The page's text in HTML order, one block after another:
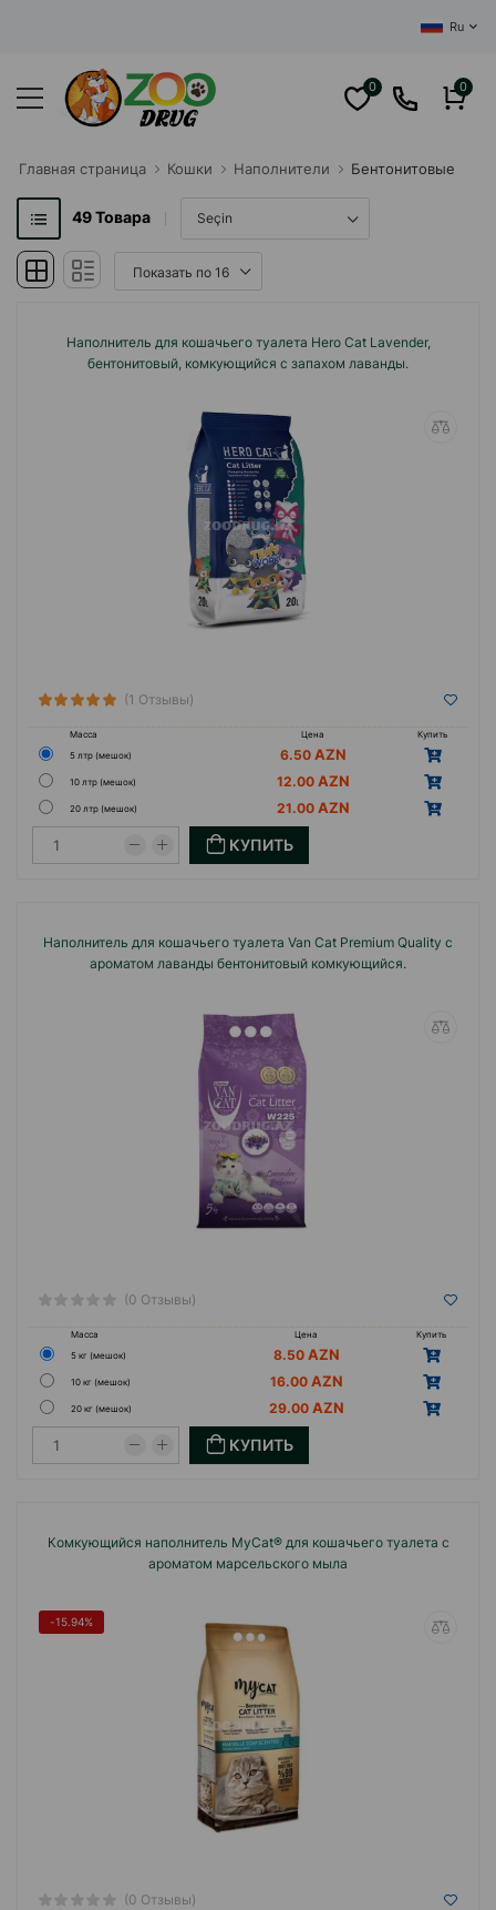
ЦЕНТРАЛЬНЫЙ
Ru
0 0
Главная cтраница Кошки Наполнители Бентонитовые
49Товара
Наполнитель для кошачьего туалета Hero Cat Lavender,
бентонитовый, комкующийся с запахом лаванды.
(1 Отзывы)
Масса Цена
Купить
5 лтр (мешок)
6.50
10 лтр (мешок) 12.00
20 лтр (мешок) 21.00
КУПИТЬ
Наполнитель для кошачьего туалета Van Cat Premium Quality с
ароматом лаванды бентонитовый комкующийся.
(0 Отзывы)
Масса Цена
Купить
5 кг (мешок)
8.50
10 кг (мешок) 16.00
20 кг (мешок) 29.00
КУПИТЬ
Комкующийся наполнитель MyCat® для кошачьего туалета с
ароматом марсельского мыла
-15.94%
(0 Отзывы)